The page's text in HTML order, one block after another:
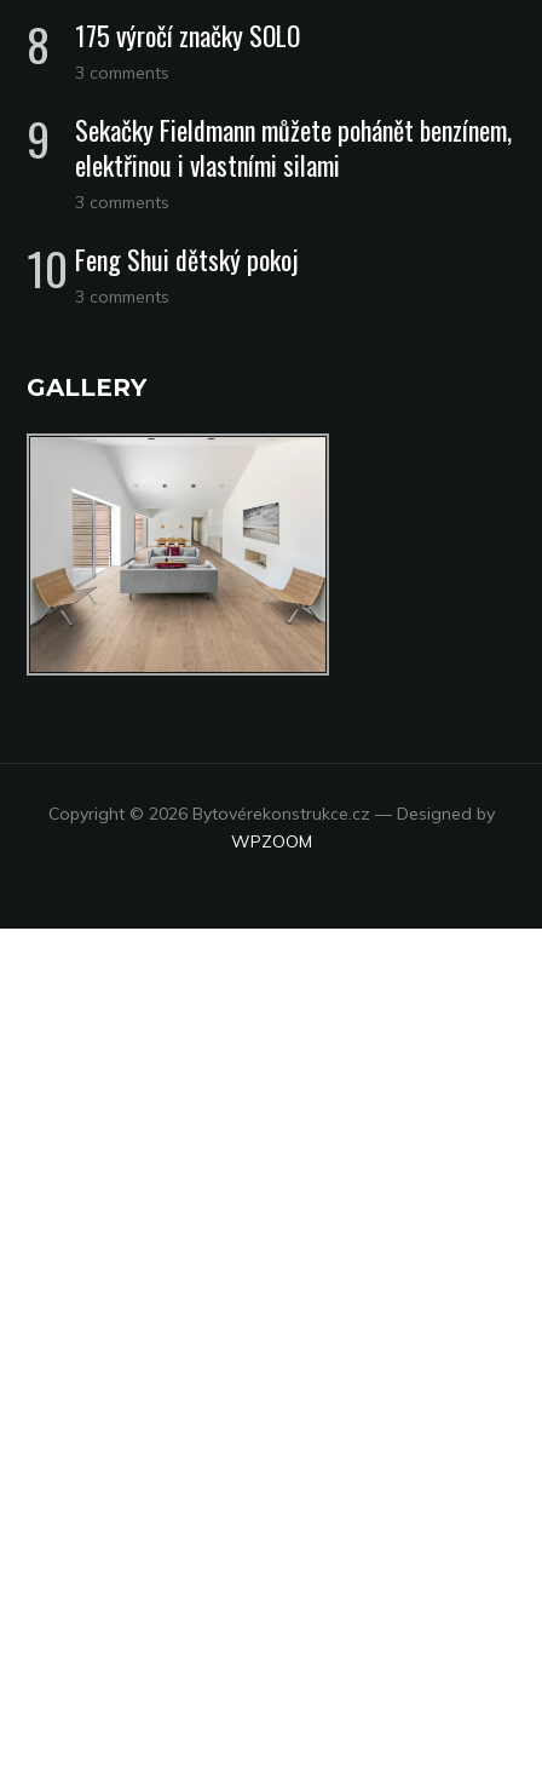
175 výročí značky SOLO
3 comments
Sekačky Fieldmann můžete pohánět benzínem,
elektřinou i vlastními silami
3 comments
Feng Shui dětský pokoj
3 comments
GALLERY
Copyright © 2026 Bytovérekonstrukce.cz — Designed by
WPZOOM